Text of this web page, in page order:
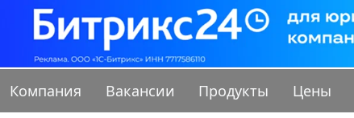
Компания Вакансии Продукты Цены